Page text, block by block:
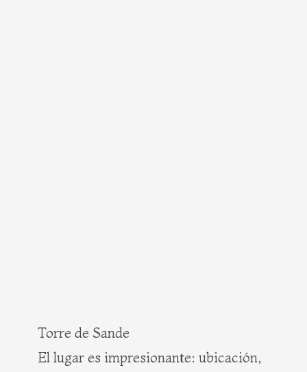
Torre de Sande
El lugar es impresionante: ubicación,